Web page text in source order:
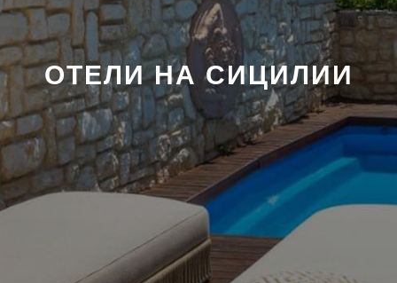
ОТЕЛИ НА СИЦИЛИИ